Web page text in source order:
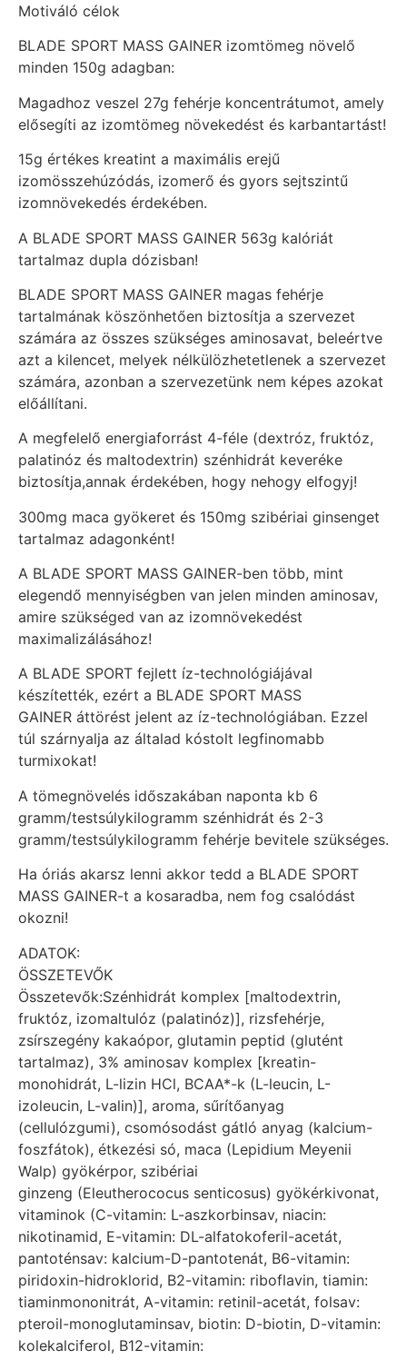
Motiváló célok
BLADE SPORT MASS GAINER izomtömeg növelő
minden 150g adagban:
Magadhoz veszel 27g fehérje koncentrátumot, amely
elősegíti az izomtömeg növekedést és karbantartást!
15g értékes kreatint a maximális erejű
izomösszehúzódás, izomerő és gyors sejtszintű
izomnövekedés érdekében.
A BLADE SPORT MASS GAINER 563g kalóriát
tartalmaz dupla dózisban!
BLADE SPORT MASS GAINER magas fehérje
tartalmának köszönhetően biztosítja a szervezet
számára az összes szükséges aminosavat, beleértve
azt a kilencet, melyek nélkülözhetetlenek a szervezet
számára, azonban a szervezetünk nem képes azokat
előállítani.
A megfelelő energiaforrást 4-féle (dextróz, fruktóz,
palatinóz és maltodextrin) szénhidrát keveréke
biztosítja,annak érdekében, hogy nehogy elfogyj!
300mg maca gyökeret és 150mg szibériai ginsenget
tartalmaz adagonként!
A BLADE SPORT MASS GAINER-ben több, mint
elegendő mennyiségben van jelen minden aminosav,
amire szükséged van az izomnövekedést
maximalizálásához!
A BLADE SPORT fejlett íz-technológiájával
készítették, ezért a BLADE SPORT MASS
GAINER áttörést jelent az íz-technológiában. Ezzel
túl szárnyalja az általad kóstolt legfinomabb
turmixokat!
A tömegnövelés időszakában naponta kb 6
gramm/testsúlykilogramm szénhidrát és 2-3
gramm/testsúlykilogramm fehérje bevitele szükséges.
Ha óriás akarsz lenni akkor tedd a BLADE SPORT
MASS GAINER-t a kosaradba, nem fog csalódást
okozni!
ADATOK:
ÖSSZETEVŐK
Összetevők:Szénhidrát komplex [maltodextrin,
fruktóz, izomaltulóz (palatinóz)], rizsfehérje,
zsírszegény kakaópor, glutamin peptid (glutént
tartalmaz), 3% aminosav komplex [kreatin-
monohidrát, L-lizin HCl, BCAA*-k (L-leucin, L-
izoleucin, L-valin)], aroma, sűrítőanyag
(cellulózgumi), csomósodást gátló anyag (kalcium-
foszfátok), étkezési só, maca (Lepidium Meyenii
Walp) gyökérpor, szibériai
ginzeng (Eleutherococus senticosus) gyökérkivonat,
vitaminok (C-vitamin: L-aszkorbinsav, niacin:
nikotinamid, E-vitamin: DL-alfatokoferil-acetát,
pantoténsav: kalcium-D-pantotenát, B6-vitamin:
piridoxin-hidroklorid, B2-vitamin: riboflavin, tiamin:
tiaminmononitrát, A-vitamin: retinil-acetát, folsav:
pteroil-monoglutaminsav, biotin: D-biotin, D-vitamin:
kolekalciferol, B12-vitamin: